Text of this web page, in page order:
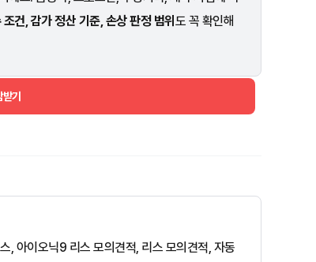
조건, 감가 정산 기준, 손상 판정 범위 도 꼭 확인해
기
아이오닉9 리스 모의견적, 리스 모의견적, 자동